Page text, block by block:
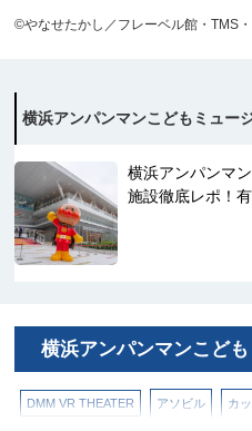
©やなせたかし／フレーベル館・TMS
横浜アンパンマンこどもミュー
横浜アンパンマ
施設徹底レポ！
横浜アンパンマンこど
DMM VR THEATER アソビル カ